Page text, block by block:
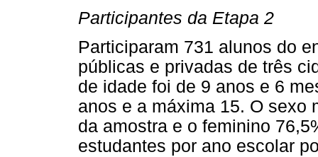
Participantes da Etapa 2
Participaram 731 alunos do
públicas e privadas de três
de idade foi de 9 anos e 6
anos e a máxima 15. O sexo
da amostra e o feminino
estudantes por ano escolar